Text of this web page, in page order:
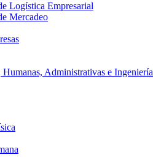
Logística Empresarial
Mercadeo
Administrativas e Ingeniería